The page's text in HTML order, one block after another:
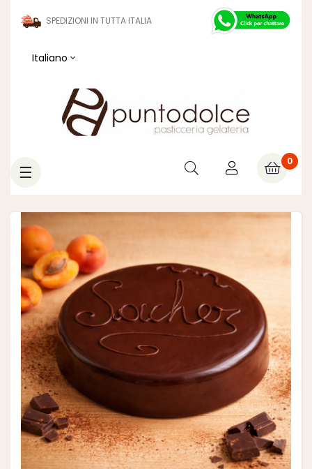
SPEDIZIONI IN TUTTA ITALIA
Italiano
0
navigazione
☰